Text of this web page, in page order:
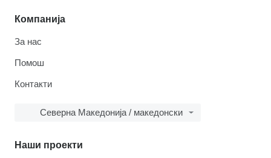
Компанија
За нас
Помош
Контакти
Северна Македонија / македонски
Наши проекти